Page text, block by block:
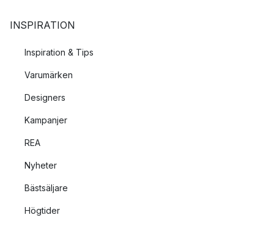
INSPIRATION
Inspiration & Tips
Varumärken
Designers
Kampanjer
REA
Nyheter
Bästsäljare
Högtider